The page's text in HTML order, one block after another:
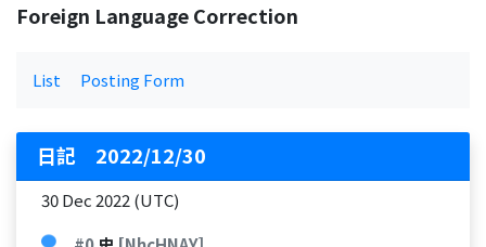
Foreign Language Correction
List Posting Form
日記 2022/12/30
30 Dec 2022 (UTC)